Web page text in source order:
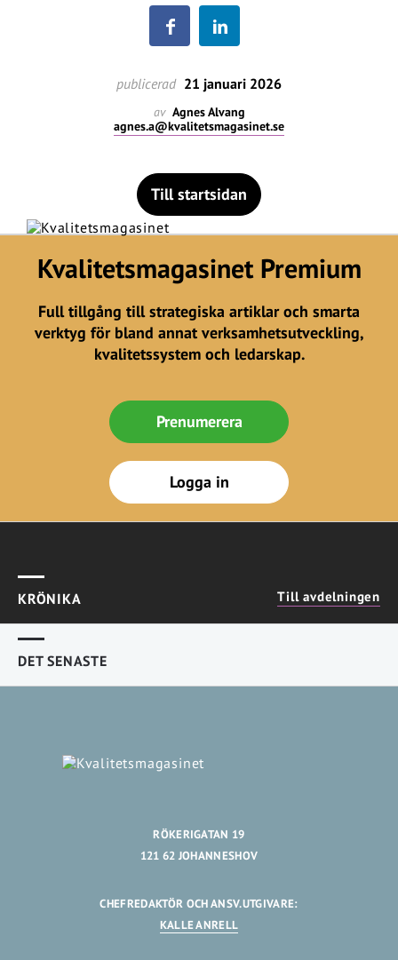
publicerad 21 januari 2026
av Agnes Alvang
agnes.a@kvalitetsmagasinet.se
Till startsidan
Kvalitetsmagasinet Premium
Full tillgång till strategiska artiklar och smarta
verktyg för bland annat verksamhetsutveckling,
kvalitetssystem och ledarskap.
Prenumerera
Logga in
KRÖNIKA Till avdelningen
DET SENASTE
RÖKERIGATAN 19
121 62 JOHANNESHOV
CHEFREDAKTÖR OCH ANSV.UTGIVARE:
KALLE ANRELL